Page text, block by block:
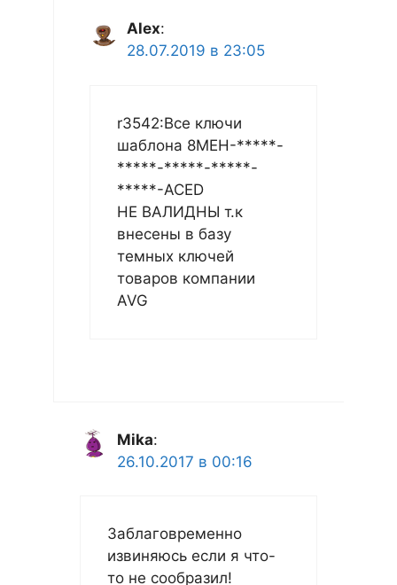
Alex:
28.07.2019 в 23:05
r3542:Все ключи
шаблона 8MEH-*****-
*****-*****-*****-
*****-ACED
НЕ ВАЛИДНЫ т.к
внесены в базу
темных ключей
товаров компании
AVG
Mika:
26.10.2017 в 00:16
Заблаговременно
извиняюсь если я что-
то не сообразил!